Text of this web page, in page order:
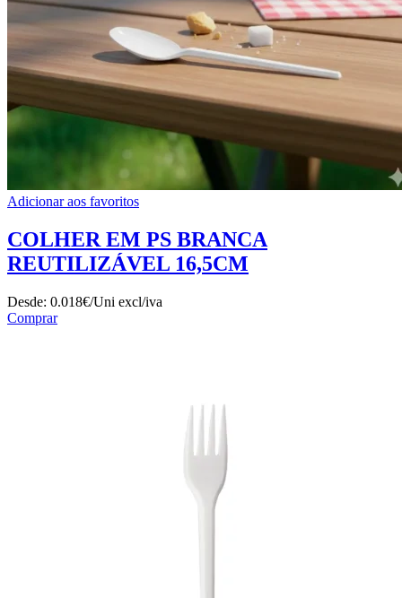
Adicionar aos favoritos
COLHER EM PS BRANCA
REUTILIZÁVEL 16,5CM
Desde: 0.018€/Uni excl/iva
Comprar